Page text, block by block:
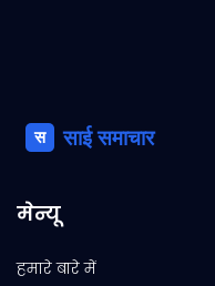
मेन्यू
हमारे बारे में